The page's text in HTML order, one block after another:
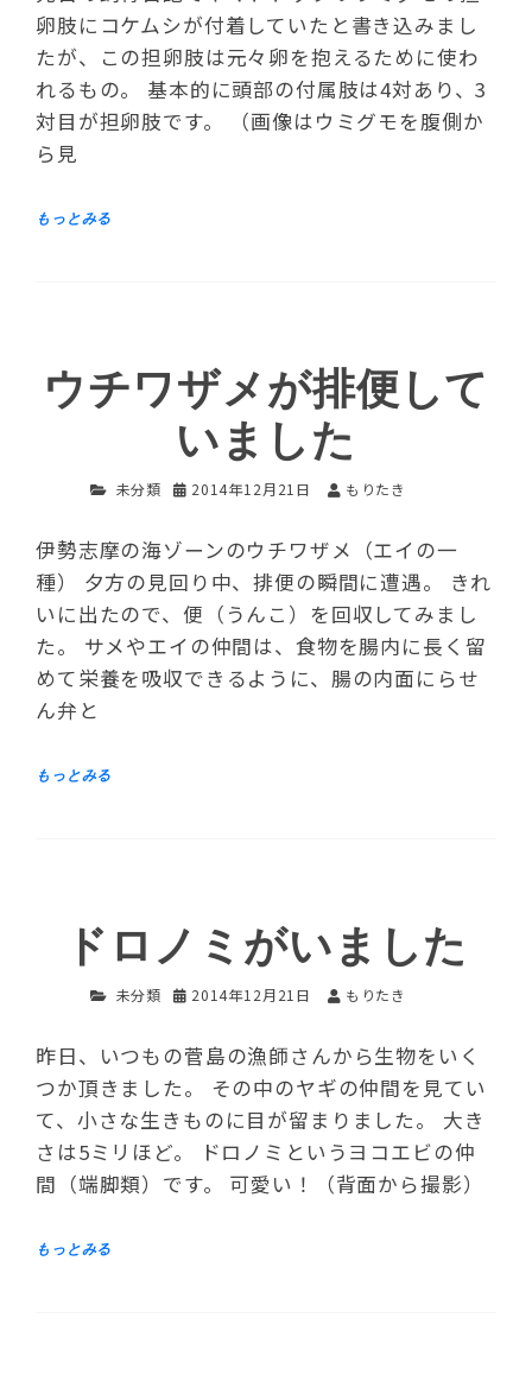
卵肢にコケムシが付着していたと書き込みまし
たが、この担卵肢は元々卵を抱えるために使わ
れるもの。 基本的に頭部の付属肢は4対あり、3
対目が担卵肢です。 （画像はウミグモを腹側か
ら見
ウチワザメが排便して
いました
未分類 2014年12月21日 もりたき
伊勢志摩の海ゾーンのウチワザメ（エイの一
種） 夕方の見回り中、排便の瞬間に遭遇。 きれ
いに出たので、便（うんこ）を回収してみまし
た。 サメやエイの仲間は、食物を腸内に長く留
めて栄養を吸収できるように、腸の内面にらせ
ん弁と
ドロノミがいました
未分類 2014年12月21日 もりたき
昨日、いつもの菅島の漁師さんから生物をいく
つか頂きました。 その中のヤギの仲間を見てい
て、小さな生きものに目が留まりました。 大き
さは5ミリほど。 ドロノミというヨコエビの仲
間（端脚類）です。 可愛い！（背面から撮影）